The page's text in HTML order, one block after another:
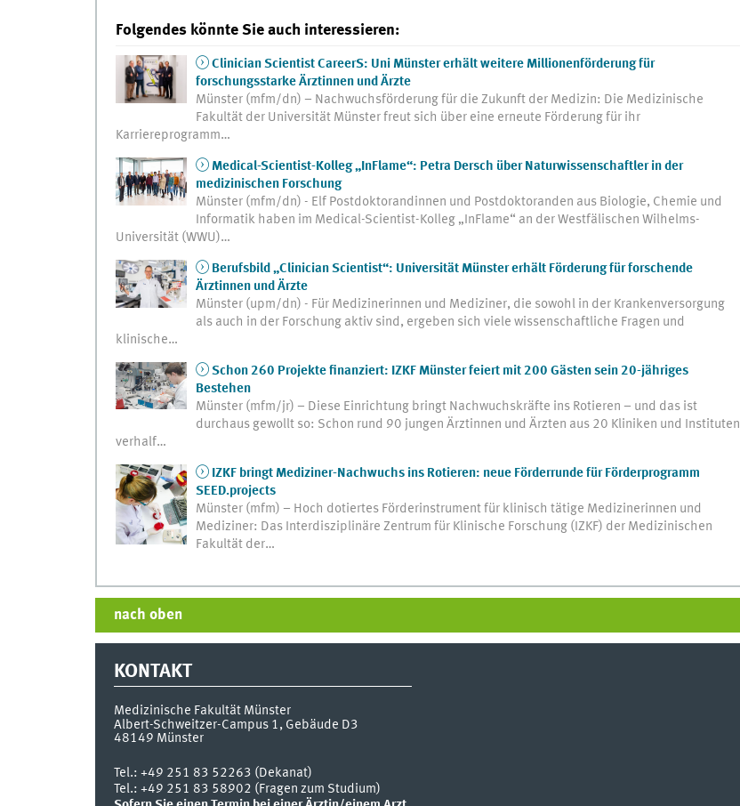
Folgendes könnte Sie auch interessieren:
Clinician Scientist CareerS: Uni Münster erhält weitere Millionenförderung für
forschungsstarke Ärztinnen und Ärzte
Münster (mfm/dn) – Nachwuchsförderung für die Zukunft der Medizin: Die Medizinische
Fakultät der Universität Münster freut sich über eine erneute Förderung für ihr
Karriereprogramm…
Medical-Scientist-Kolleg „InFlame“: Petra Dersch über Naturwissenschaftler in der
medizinischen Forschung
Münster (mfm/dn) - Elf Postdoktorandinnen und Postdoktoranden aus Biologie, Chemie und
Informatik haben im Medical-Scientist-Kolleg „InFlame“ an der Westfälischen Wilhelms-
Universität (WWU)…
Berufsbild „Clinician Scientist“: Universität Münster erhält Förderung für forschende
Ärztinnen und Ärzte
Münster (upm/dn) - Für Medizinerinnen und Mediziner, die sowohl in der Krankenversorgung
als auch in der Forschung aktiv sind, ergeben sich viele wissenschaftliche Fragen und
klinische…
Schon 260 Projekte finanziert: IZKF Münster feiert mit 200 Gästen sein 20-jähriges
Bestehen
Münster (mfm/jr) – Diese Einrichtung bringt Nachwuchskräfte ins Rotieren – und das ist
durchaus gewollt so: Schon rund 90 jungen Ärztinnen und Ärzten aus 20 Kliniken und Instituten
verhalf…
IZKF bringt Mediziner-Nachwuchs ins Rotieren: neue Förderrunde für Förderprogramm
SEED.projects
Münster (mfm) – Hoch dotiertes Förderinstrument für klinisch tätige Medizinerinnen und
Mediziner: Das Interdisziplinäre Zentrum für Klinische Forschung (IZKF) der Medizinischen
Fakultät der…
nach oben
KONTAKT
Medizinische Fakultät Münster
Albert-Schweitzer-Campus 1, Gebäude D3
48149 Münster
Tel.: +49 251 83 52263 (Dekanat)
Tel.: +49 251 83 58902 (Fragen zum Studium)